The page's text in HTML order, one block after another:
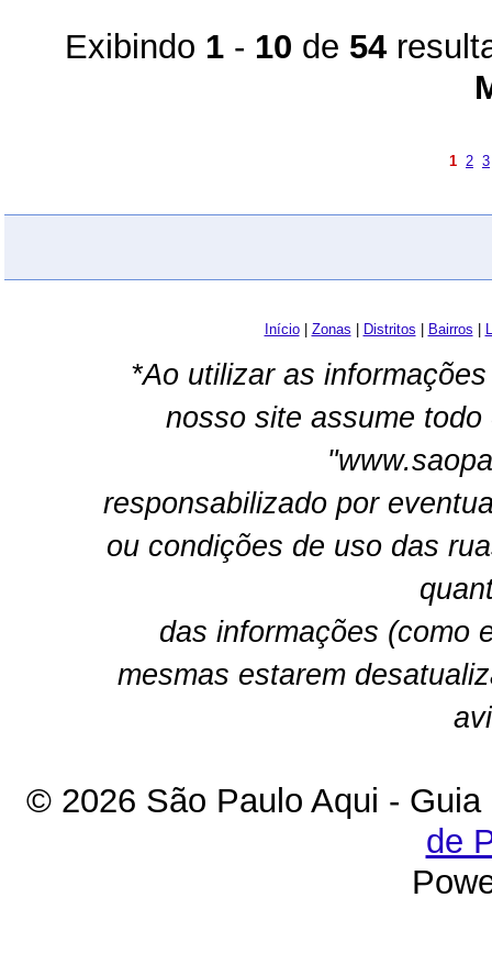
Exibindo 1- 10 de 54
1 2 3
Início| Zonas Distritos Bairros
*Ao utilizar as
nosso site assume
responsabilizado por
ou condições de uso das
das informações (como
mesmas estarem
© 2026 São Paulo Aqui -
de